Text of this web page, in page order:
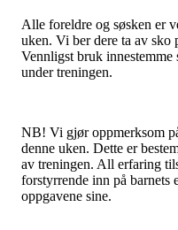
Alle foreldre og søsken er
uken. Vi ber dere ta av sko
Vennligst bruk
under treningen.
NB! Vi gjør oppmerksom
denne uken. Dette er
av treningen. All erfaring
forstyrrende inn på barnets
oppgavene sine.